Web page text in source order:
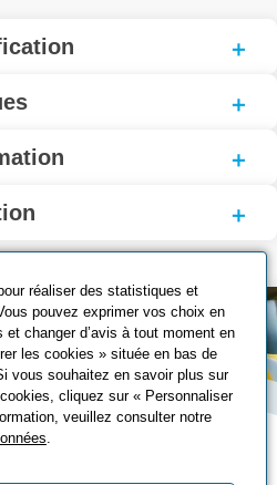
réaliser des statistiques et
pouvez exprimer vos choix en
changer d’avis à tout moment en
les cookies » située en bas de
vous souhaitez en savoir plus sur
cliquez sur « Personnaliser
veuillez consulter notre
.